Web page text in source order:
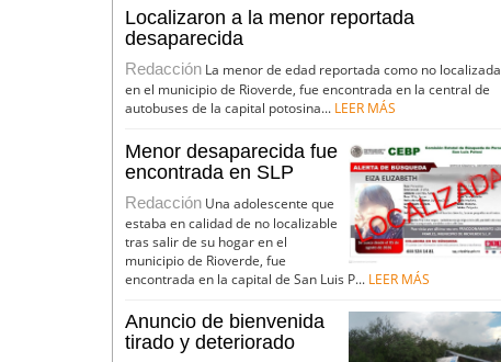
Localizaron a la menor reportada
desaparecida
Redacción La menor de edad reportada como no localizada
en el municipio de Rioverde, fue encontrada en la central de
autobuses de la capital potosina... LEER MÁS
Menor desaparecida fue
encontrada en SLP
Redacción Una adolescente que
estaba en calidad de no localizable
tras salir de su hogar en el
municipio de Rioverde, fue
encontrada en la capital de San Luis P... LEER MÁS
Anuncio de bienvenida
tirado y deteriorado